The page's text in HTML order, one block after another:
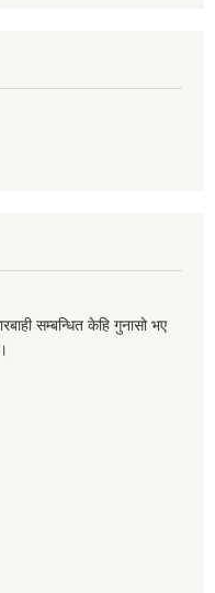
सम्बन्धित केहि गुनासो भए